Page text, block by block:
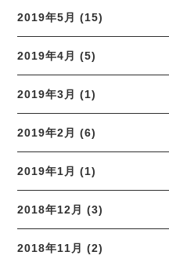
2019年5月 (15)
2019年4月 (5)
2019年3月 (1)
2019年2月 (6)
2019年1月 (1)
2018年12月 (3)
2018年11月 (2)